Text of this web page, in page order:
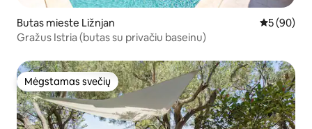
Butas mieste Ližnjan Vidutinis
5 (90)
Gražus Istria (butas su privačiu baseinu)
Mėgstamas svečių
Mėgstamas svečių